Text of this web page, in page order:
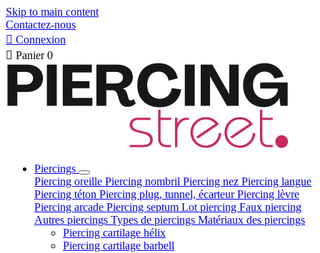
Skip to main content
Contactez-nous
 Connexion
 Panier 0
Piercings
Piercing oreille Piercing nombril Piercing nez Piercing langue
Piercing téton Piercing plug, tunnel, écarteurPiercing lèvre
Piercing arcade Piercing septum Lot piercing Faux piercing
Autres piercings Types de piercings Matériaux des piercings
Piercing cartilage hélix
Piercing cartilage barbell